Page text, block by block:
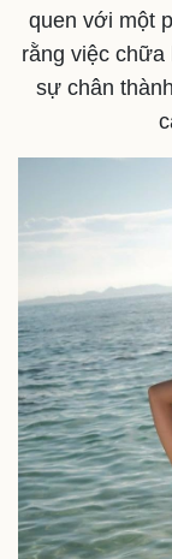
Thế giới thể thao
eSports
Hậu trường
quen với một
rằng việc
sự chân